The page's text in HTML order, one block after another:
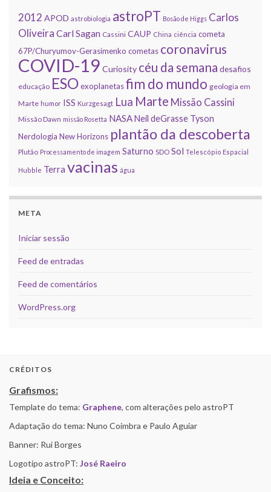
2012 APOD astrobiologia astroPT Bosão de Higgs Carlos
Oliveira Carl Sagan Cassini CAUP China ciência cometa
67P/Churyumov-Gerasimenko cometas coronavirus
COVID-19 Curiosity céu da semana desafios
educação ESOexoplanetasfim do mundo geologia em
Marte humor ISS Kurzgesagt Lua Marte Missão Cassini
Missão Dawn missão Rosetta NASANeil deGrasse Tyson
Nerdologia New Horizons plantão da descoberta
Plutão Processamento de imagem Saturno SDO Sol Telescópio Espacial
Hubble Terra vacinas água
META
Iniciar sessão
Feed de entradas
Feed de comentários
WordPress.org
CRÉDITOS
Grafismos:
Template do tema: Graphene, com alterações pelo astroPT
Adaptação do tema: Nuno Coimbra e Paulo Aguiar
Banner: Rui Borges
Logotipo astroPT: José Raeiro
Ideia e Conceito: